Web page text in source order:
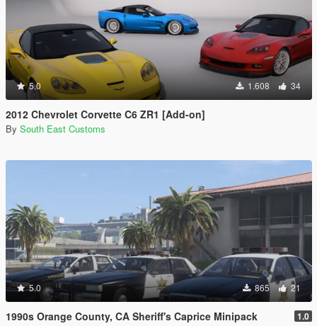
5.0 1.608 34
2012 Chevrolet Corvette C6 ZR1 [Add-on]
By South East Customs
5.0 865 21
1990s Orange County, CA Sheriff's Caprice Minipack 1.0